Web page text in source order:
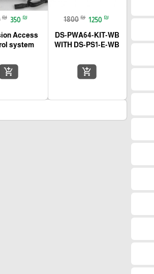
1800 ₪ 1250 ₪
DS-PWA64-KIT-WB
WITH DS-PS1-E-WB
add_shopping_cart
₪ 350 ₪
Access
system
add_shopping_cart